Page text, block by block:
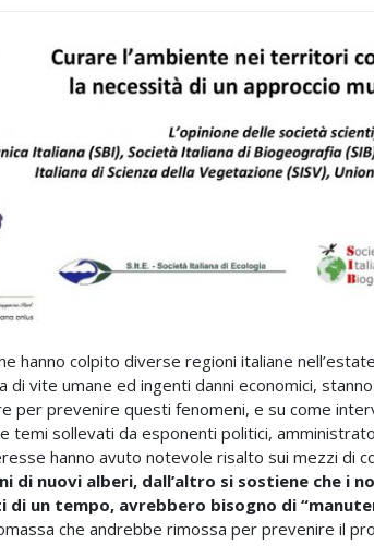
hanno colpito diverse regioni italiane
di vite umane ed ingenti danni economici,
per prevenire questi fenomeni, e su come
temi sollevati da esponenti politici,
hanno avuto notevole risalto sui mezzi di
di nuovi alberi, dall’altro si sostiene che i
di un tempo, avrebbero bisogno di
che andrebbe rimossa per prevenire il